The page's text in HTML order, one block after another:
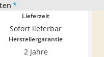
*
Lieferzeit
Sofort lieferbar
Herstellergarantie
2 Jahre